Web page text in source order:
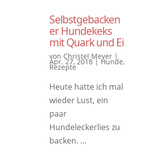
Selbstgebacken
er Hundekeks
mit Quark und Ei
von Christel Meyer |
Apr. 27, 2018|Hunde,
Rezepte
Heute hatte ich mal
wieder Lust, ein
paar
Hundeleckerlies zu
backen. …